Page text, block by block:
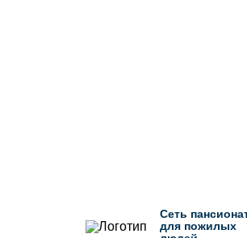
Сеть
для пожилых